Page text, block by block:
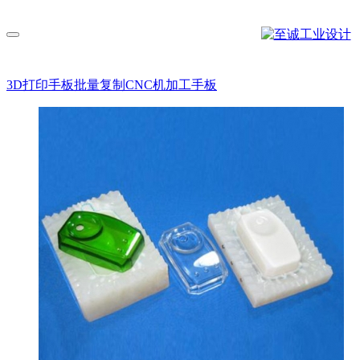
切换导航
3D打印手板批量复制 CNC机加工手板